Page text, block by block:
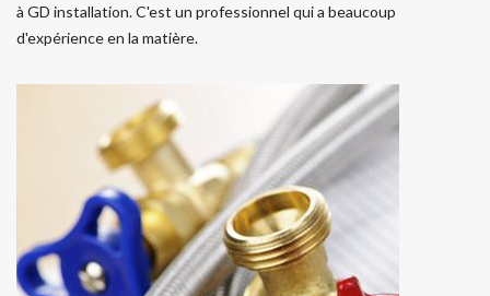
à GD installation. C'est un professionnel qui a beaucoup
d'expérience en la matière.